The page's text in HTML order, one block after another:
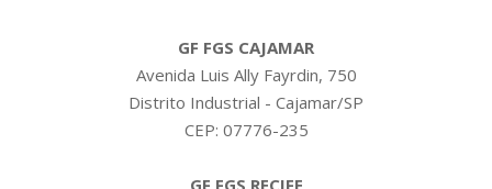
GF FGS CAJAMAR
Avenida Luis Ally Fayrdin, 750
Distrito Industrial - Cajamar/SP
CEP: 07776-235
GF FGS RECIFE